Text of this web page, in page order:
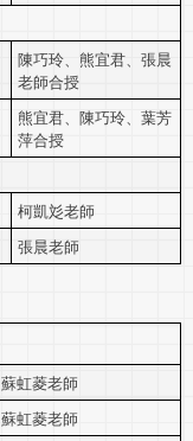
陳巧玲、熊宜君、張晨
老師合授
熊宜君、陳巧玲、葉芳
萍合授
柯凱彣老師
張晨老師
蘇虹菱老師
蘇虹菱老師